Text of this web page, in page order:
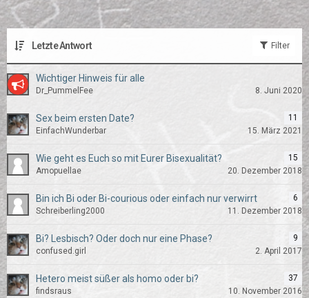
Letzte Antwort Filter
Wichtiger Hinweis für alle
Dr_PummelFee 8. Juni 2020
Sex beim ersten Date?
11
EinfachWunderbar
15. März 2021
Wie geht es Euch so mit Eurer Bisexualität?
15
Amopuellae
20. Dezember 2018
Bin ich Bi oder Bi-courious oder einfach nur verwirrt
6
Schreiberling2000
11. Dezember 2018
Bi? Lesbisch? Oder doch nur eine Phase?
9
confused.girl
2. April 2017
Hetero meist süßer als homo oder bi?
37
findsraus
10. November 2016